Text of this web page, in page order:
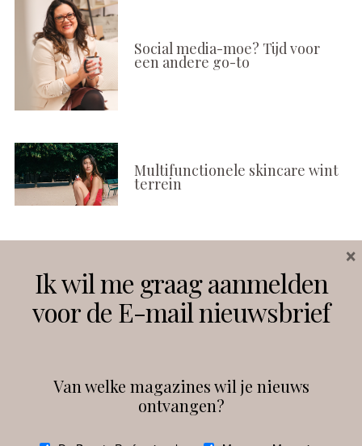
Social media-moe? Tijd voor
een andere go-to
Multifunctionele skincare wint
terrein
Instagram Facebook
debeautyprofessional
Ik wil me graag aanmelden
voor de E-mail nieuwsbrief
Van welke magazines wil je nieuws
ontvangen?
×